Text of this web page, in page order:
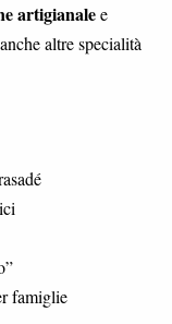
artigianalee
altre specialità
famiglie